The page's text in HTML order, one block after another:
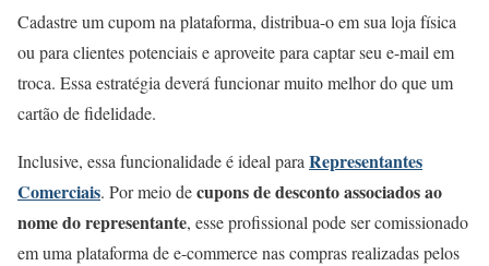
Cadastre um cupom na plataforma, distribua-o em sua loja física
ou para clientes potenciais e aproveite para captar seu e-mail em
troca. Essa estratégia deverá funcionar muito melhor do que um
cartão de fidelidade.
Inclusive, essa funcionalidade é ideal para Representantes
Comerciais. Por meio decupons de desconto associados ao
nome do representante, esse profissional pode ser comissionado
em uma plataforma de e-commerce nas compras realizadas pelos